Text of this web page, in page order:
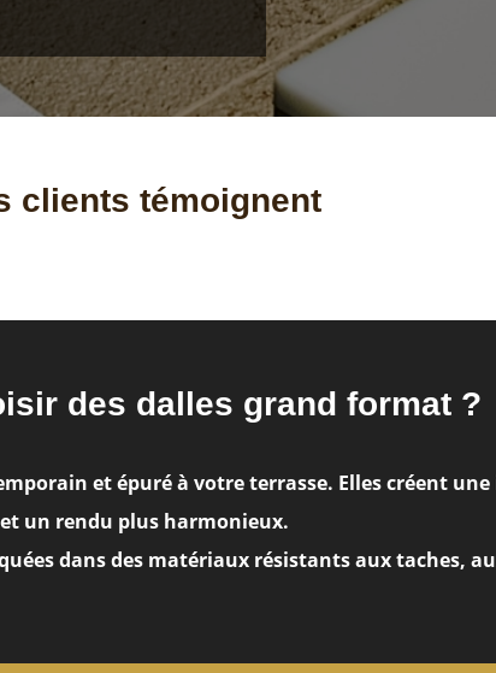
clients témoignent
des dalles grand format ?
et épuré à votre terrasse. Elles créent une
un rendu plus harmonieux.
dans des matériaux résistants aux taches,